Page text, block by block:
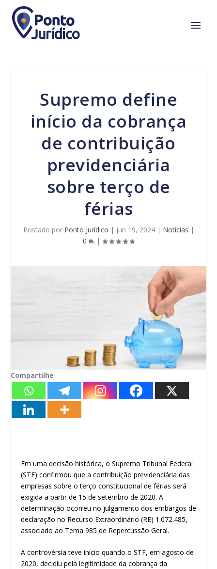
Supremo define
início da cobrança
de contribuição
previdenciária
sobre terço de
férias
Postado por Ponto Jurídico | jun 19, 2024| Notícias |
0
|
Compartilhe
Em uma decisão histórica, o Supremo Tribunal Federal
(STF) confirmou que a contribuição previdenciária das
empresas sobre o terço constitucional de férias será
exigida a partir de 15 de setembro de 2020. A
determinação ocorreu no julgamento dos embargos de
declaração no Recurso Extraordinário (RE) 1.072.485,
associado ao Tema 985 de Repercussão Geral.
A controvérsia teve início quando o STF, em agosto de
2020, decidiu pela legitimidade da cobrança da